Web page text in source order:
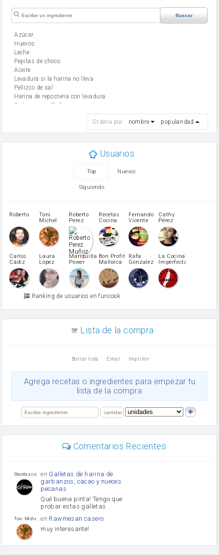
Buscar
Azúcar
huevos
leche
Pepitas de choco
aceite
Levadura si la harina no lleva
Pellizco de sal
Harina de reposteria con levadura
Azúcar avainillado
mantequilla
Harina para bizcocho
patatas
pimiento rojo
Pimentón
pimiento verde
miel
vino blanco
Azúcar glass
Azúcar moreno
Zumo de limón
arroz
Ajos
salsa de soja
limón
Ordena por: nombre popularidad
Usuarios
Top Nuevos
Siguiendo
Roberto
Toni
Michel
Caubet
Roberto
Perez
Muñoz
Recetas
Cocina
Fernando
Vicente
Cathy
Pérez
Carlos
Cádiz
Laura
López
Martínez
Mariquilla
Power
Bon Profit
Mallorca
Rafa
Gonzalez
La Cocina
Imperfecta
Ranking de usuarios en funcook
Lista de la compra
Borrar lista Email Imprimir
Agrega recetas o ingredientes para empezar tu
lista de la compra
Comentarios Recientes
Recetas con sazon
en Galletas de harina de
garbanzos, cacao y nueces
pecanas
Qué buena pinta! Tengo que
probar estas galletas.
Toni Michel Caubet
en Rawmesan casero
muy interesante!